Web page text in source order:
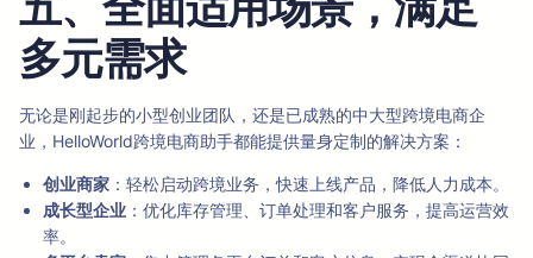
多元需求
无论是刚起步的小型创业团队，还是已成熟的中大型跨境电商企
业，HelloWorld跨境电商助手都能提供量身定制的解决方案：
创业商家 ：轻松启动跨境业务，快速上线产品，降低人力成本。
成长型企业 ：优化库存管理、订单处理和客户服务，提高运营效
率。